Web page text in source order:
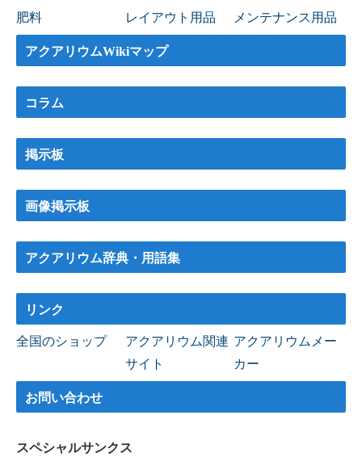
肥料 レイアウト用品 メンテナンス用品
アクアリウムWikiマップ
コラム
掲示板
画像掲示板
アクアリウム辞典・用語集
リンク
全国のショップ
アクアリウム関連
サイト
アクアリウムメー
カー
お問い合わせ
スペシャルサンクス